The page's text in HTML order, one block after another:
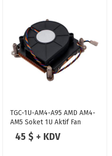
TGC-1U-AM4-A95 AMD AM4-
AM5 Soket 1U Aktif Fan
45 $ + KDV